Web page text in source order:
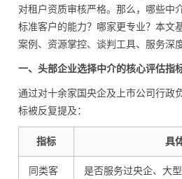
对租户资质审核严格。那么，哪些中
标准客户的能力？哪家更专业？本文
案例、资源掌控、谈判工具、服务深
一、头部企业选择中介的核心评估指
通过对十余家国央企及上市公司行政
标被反复提及：
指标 具
同类客
是否服务过央企、大